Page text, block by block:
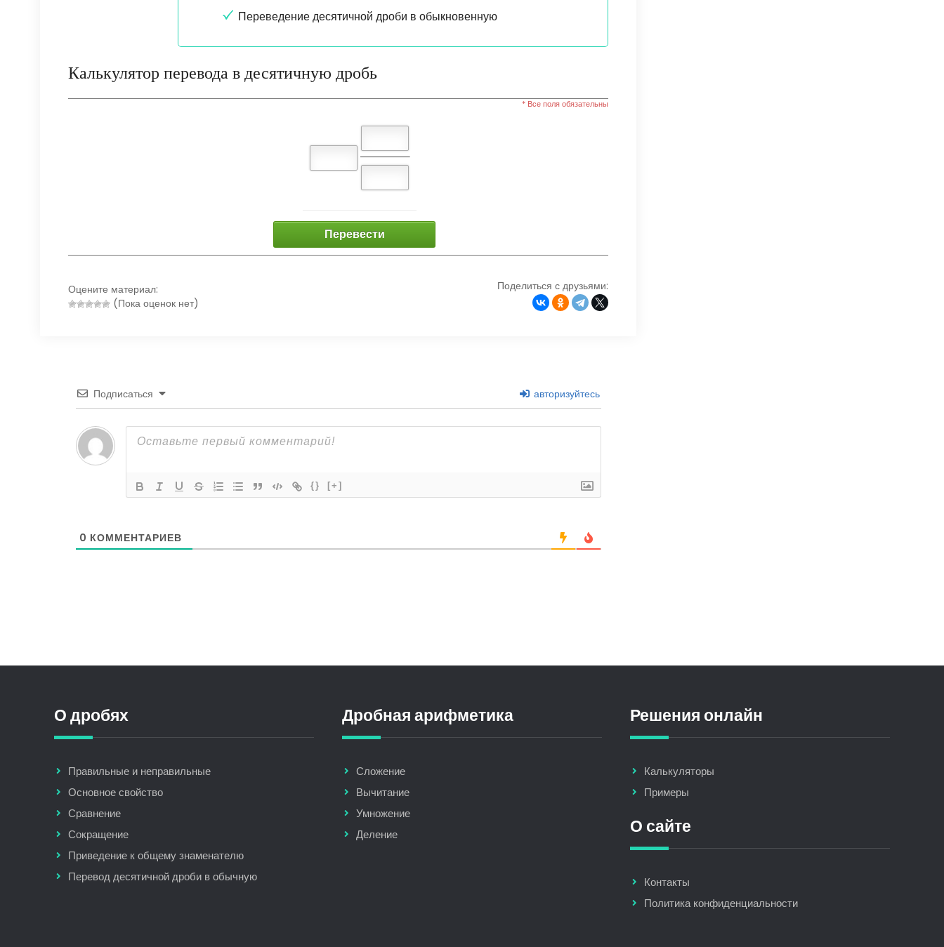
Переведение десятичной дроби в обыкновенную
Калькулятор перевода в десятичную дробь
* Все поля обязательны
Перевести
Оцените материал:
(Пока оценок нет)
Поделиться с друзьями:
Подписаться авторизуйтесь
{} [+]
0 КОММЕНТАРИЕВ
О дробях
Правильные и неправильные
Основное свойство
Сравнение
Сокращение
Приведение к общему знаменателю
Перевод десятичной дроби в обычную
Дробная арифметика
Сложение
Вычитание
Умножение
Деление
Решения онлайн
Калькуляторы
Примеры
О сайте
Контакты
Политика конфиденциальности